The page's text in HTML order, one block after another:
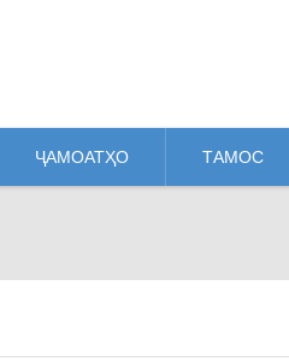
ҶАМОАТҲО ТАМОС